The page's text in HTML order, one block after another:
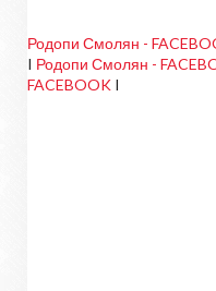
Родопи Смолян -
I Родопи Смолян -
FACEBOOK I